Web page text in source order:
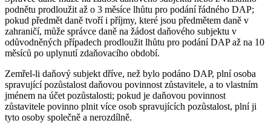
podnětu prodloužit až o 3 měsíce lhůtu pro podání řádného DAP;
pokud předmět daně tvoří i příjmy, které jsou předmětem daně v
zahraničí, může správce daně na žádost daňového subjektu v
odůvodněných případech prodloužit lhůtu pro podání DAP až na 10
měsíců po uplynutí zdaňovacího období.
Zemřel-li daňový subjekt dříve, než bylo podáno DAP, plní osoba
spravující pozůstalost daňovou povinnost zůstavitele, a to vlastním
jménem na účet pozůstalosti; pokud je daňovou povinnost
zůstavitele povinno plnit více osob spravujících pozůstalost, plní ji
tyto osoby společně a nerozdílně.